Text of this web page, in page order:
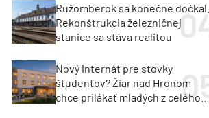
Ružomberok sa konečne dočkal.
Rekonštrukcia železničnej
stanice sa stáva realitou
Nový internát pre stovky
študentov? Žiar nad Hronom
chce prilákať mladých z celého